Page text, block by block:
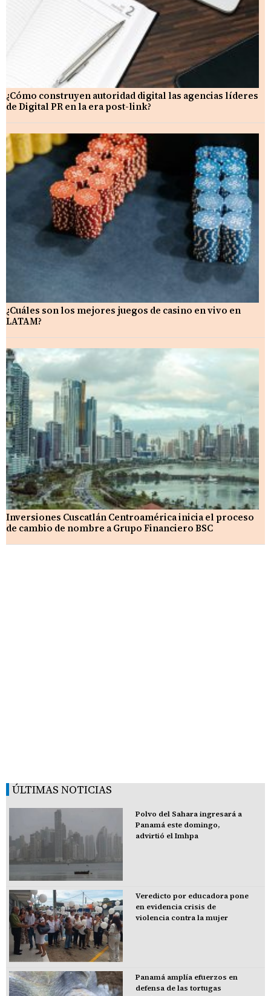
¿Cómo construyen autoridad digital las agencias líderes
de Digital PR en la era post-link?
¿Cuáles son los mejores juegos de casino en vivo en
LATAM?
Inversiones Cuscatlán Centroamérica inicia el proceso
de cambio de nombre a Grupo Financiero BSC
ÚLTIMAS NOTICIAS
Polvo del Sahara ingresará a
Panamá este domingo,
advirtió el Imhpa
Veredicto por educadora pone
en evidencia crisis de
violencia contra la mujer
Panamá amplía efuerzos en
defensa de las tortugas